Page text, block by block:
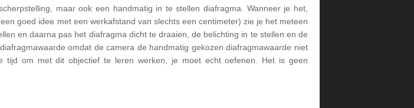
maar ook een handmatig in te stellen diafragma. Wanneer je het,
goed idee met een werkafstand van slechts een centimeter) zie je het meteen
en daarna pas het diafragma dicht te draaien, de belichting in te stellen en de
omdat de camera de handmatig gekozen diafragmawaarde niet
tijd om met dit objectief te leren werken, je moet echt oefenen. Het is geen